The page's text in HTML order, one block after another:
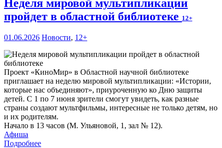
Неделя мировой мультипликации
пройдет в областной библиотеке 12+
01.06.2026 Новости, 12+
Проект «КиноМир» в Областной научной библиотеке
приглашает на неделю мировой мультипликации: «Истории,
которые нас объединяют», приуроченную ко Дню защиты
детей. С 1 по 7 июня зрители смогут увидеть, как разные
страны создают мультфильмы, интересные не только детям, но
и их родителям.
Начало в 13 часов (М. Ульяновой, 1, зал № 12).
Афиша
Подробнее